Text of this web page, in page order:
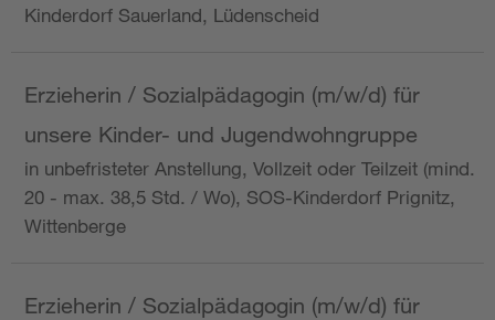
Kinderdorf Sauerland, Lüdenscheid
Erzieherin / Sozialpädagogin (m/w/d) für
unsere Kinder- und Jugendwohngruppe
in unbefristeter Anstellung, Vollzeit oder Teilzeit (mind.
20 - max. 38,5 Std. / Wo), SOS-Kinderdorf Prignitz,
Wittenberge
Erzieherin / Sozialpädagogin (m/w/d) für